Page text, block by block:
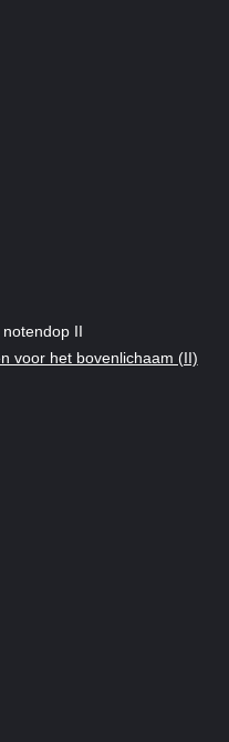
II
voor het bovenlichaam (II)